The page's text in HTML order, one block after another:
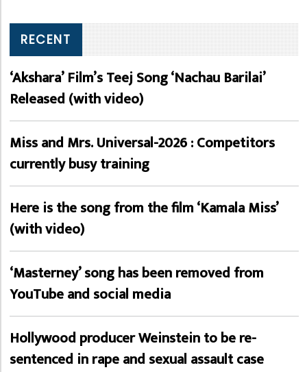
RECENT
‘Akshara’ Film’s Teej Song ‘Nachau Barilai’
Released (with video)
Miss and Mrs. Universal-2026 : Competitors
currently busy training
Here is the song from the film ‘Kamala Miss’
(with video)
‘Masterney’ song has been removed from
YouTube and social media
Hollywood producer Weinstein to be re-
sentenced in rape and sexual assault case